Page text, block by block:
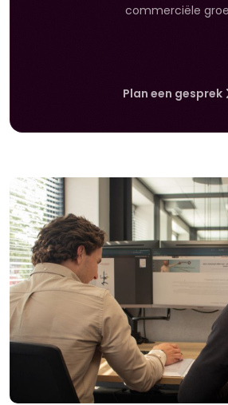
commerciële
Plan een gesprek